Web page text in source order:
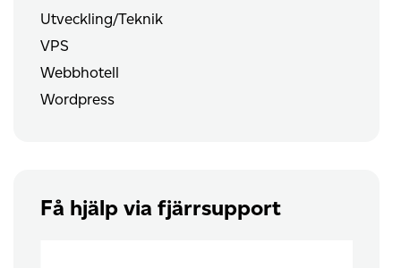
Utveckling/Teknik
VPS
Webbhotell
Wordpress
Få hjälp via fjärrsupport